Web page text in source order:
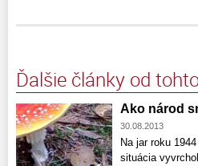
Ďalšie články od
Ako národ
30.08.2013
Na jar roku
situácia